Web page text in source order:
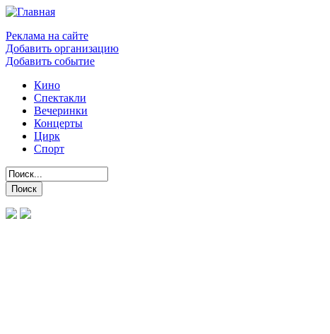
Реклама на сайте
Добавить организацию
Добавить событие
Кино
Спектакли
Вечеринки
Концерты
Цирк
Спорт